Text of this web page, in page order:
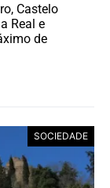
Castelo
Real e
de
SOCIEDADE